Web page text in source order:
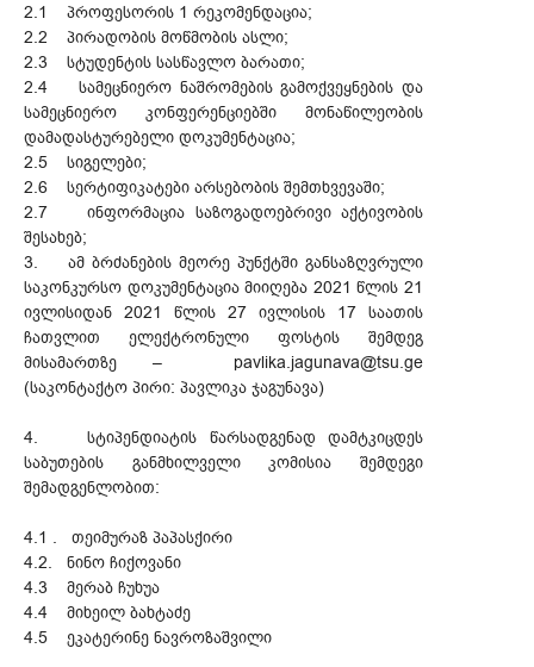
2.1 პროფესორის 1 რეკომენდაცია;
2.2 პირადობის მოწმობის ასლი;
2.3 სტუდენტის სასწავლო ბარათი;
2.4 სამეცნიერო ნაშრომების გამოქვეყნების და
სამეცნიერო კონფერენციებში მონაწილეობის
დამადასტურებელი დოკუმენტაცია;
2.5 სიგელები;
2.6 სერტიფიკატები არსებობის შემთხვევაში;
2.7 ინფორმაცია საზოგადოებრივი აქტივობის
შესახებ;
3. ამ ბრძანების მეორე პუნქტში განსაზღვრული
საკონკურსო დოკუმენტაცია მიიღება 2021 წლის 21
ივლისიდან 2021 წლის 27 ივლისის 17 საათის
ჩათვლით ელექტრონული ფოსტის შემდეგ
მისამართზე – pavlika.jagunava@tsu.ge
(საკონტაქტო პირი: პავლიკა ჯაგუნავა)
4. სტიპენდიატის წარსადგენად დამტკიცდეს
საბუთების განმხილველი კომისია შემდეგი
შემადგენლობით:
4.1 . თეიმურაზ პაპასქირი
4.2. ნინო ჩიქოვანი
4.3 მერაბ ჩუხუა
4.4 მიხეილ ბახტაძე
4.5 ეკატერინე ნავროზაშვილი